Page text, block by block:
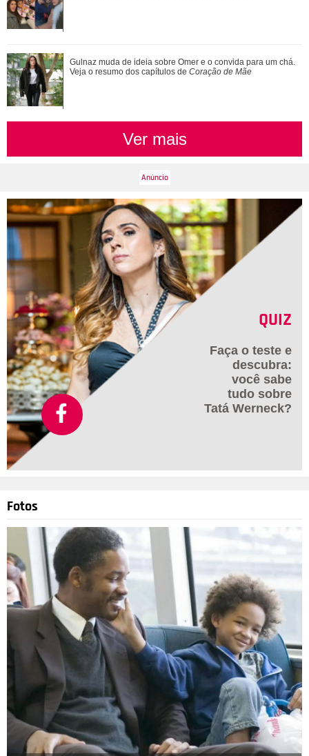
Novelas, filmes e série... Relembre os papéis marcantes da
carreira de Bruna Marquezine
Gulnaz muda de ideia sobre Omer e o convida para um chá.
Veja o resumo dos capítulos de Coração de Mãe
Ver mais
QUIZ
Faça o teste e
descubra:
você sabe
tudo sobre
Tatá Werneck?
Fotos